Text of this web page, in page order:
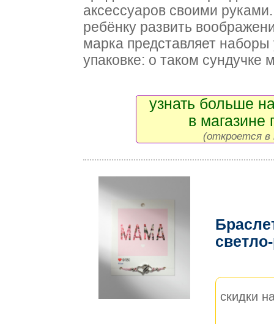
аксессуаров своими
ребёнку развить
марка представляет
упаковке: о таком сундучке
узнать больше
в магазине
(откроется в
скидки